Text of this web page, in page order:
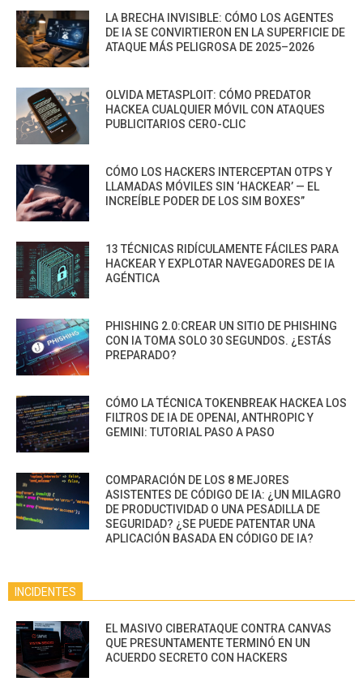
LA BRECHA INVISIBLE: CÓMO LOS AGENTES
DE IA SE CONVIRTIERON EN LA SUPERFICIE DE
ATAQUE MÁS PELIGROSA DE 2025–2026
OLVIDA METASPLOIT: CÓMO PREDATOR
HACKEA CUALQUIER MÓVIL CON ATAQUES
PUBLICITARIOS CERO-CLIC
CÓMO LOS HACKERS INTERCEPTAN OTPS Y
LLAMADAS MÓVILES SIN ‘HACKEAR’ — EL
INCREÍBLE PODER DE LOS SIM BOXES”
13 TÉCNICAS RIDÍCULAMENTE FÁCILES PARA
HACKEAR Y EXPLOTAR NAVEGADORES DE IA
AGÉNTICA
PHISHING 2.0:CREAR UN SITIO DE PHISHING
CON IA TOMA SOLO 30 SEGUNDOS. ¿ESTÁS
PREPARADO?
CÓMO LA TÉCNICA TOKENBREAK HACKEA LOS
FILTROS DE IA DE OPENAI, ANTHROPIC Y
GEMINI: TUTORIAL PASO A PASO
COMPARACIÓN DE LOS 8 MEJORES
ASISTENTES DE CÓDIGO DE IA: ¿UN MILAGRO
DE PRODUCTIVIDAD O UNA PESADILLA DE
SEGURIDAD? ¿SE PUEDE PATENTAR UNA
APLICACIÓN BASADA EN CÓDIGO DE IA?
INCIDENTES
EL MASIVO CIBERATAQUE CONTRA CANVAS
QUE PRESUNTAMENTE TERMINÓ EN UN
ACUERDO SECRETO CON HACKERS